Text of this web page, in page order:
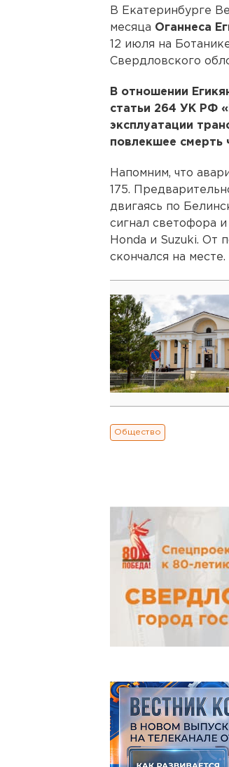
В Екатеринбурге
месяца Оганнеса
12 июля на
Свердловского
В отношении
статьи 264 УК РФ
эксплуатации
повлекшее смерть
Напомним, что
175.
двигаясь по
сигнал светофора
Honda и Suzuki. От
скончался на месте.
Общество